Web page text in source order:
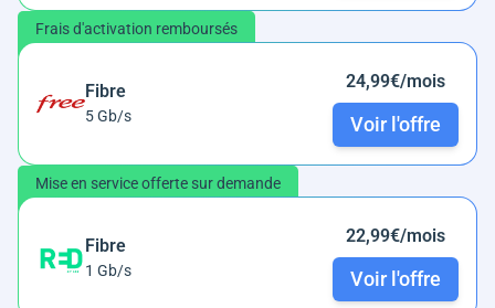
Frais d'activation remboursés
Fibre
5 Gb/s
24,99€/mois
Voir l'offre
Mise en service offerte sur demande
Fibre
1 Gb/s
22,99€/mois
Voir l'offre